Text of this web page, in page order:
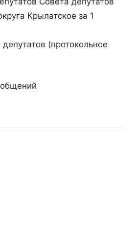
Крылатское за 1
(протокольное